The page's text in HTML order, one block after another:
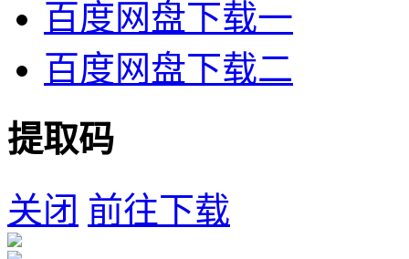
百度网盘下载一
百度网盘下载二
提取码
关闭 前往下载